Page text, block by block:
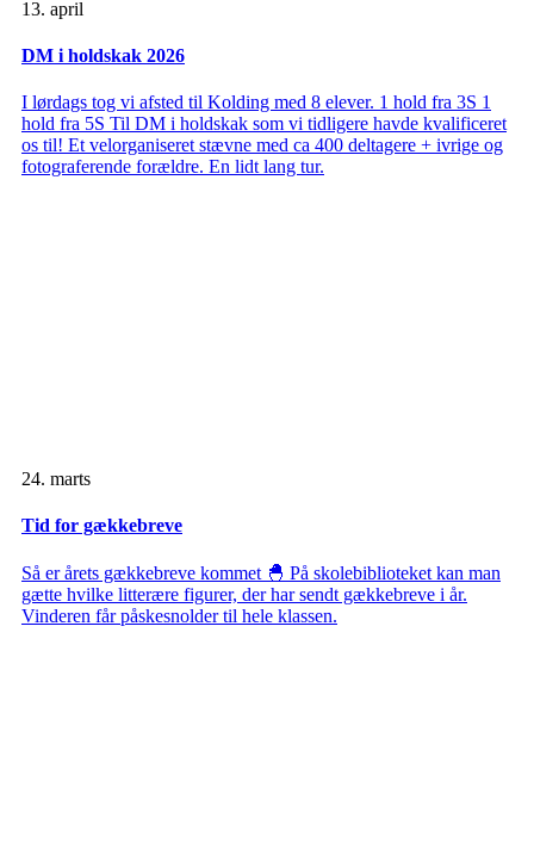
13. april
DM i holdskak 2026
I lørdags tog vi afsted til Kolding med 8 elever. 1 hold fra 3S 1
hold fra 5S Til DM i holdskak som vi tidligere havde kvalificeret
os til! Et velorganiseret stævne med ca 400 deltagere + ivrige og
fotograferende forældre. En lidt lang tur.
24. marts
Tid for gækkebreve
Så er årets gækkebreve kommet 🐣 På skolebiblioteket kan man
gætte hvilke litterære figurer, der har sendt gækkebreve i år.
Vinderen får påskesnolder til hele klassen.